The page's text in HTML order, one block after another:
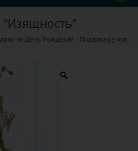
на День Рождения Подарки